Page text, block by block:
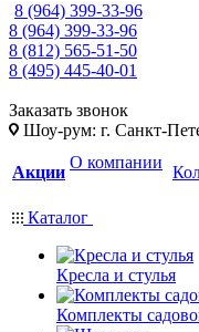
8 (964) 399-33-96
8 (964) 399-33-96
8 (812) 565-51-50
8 (495) 445-40-01
Заказать звонок
Шоу-рум: г. Санкт-
Акции
О компании
Каталог
Кресла и стулья
Комплекты